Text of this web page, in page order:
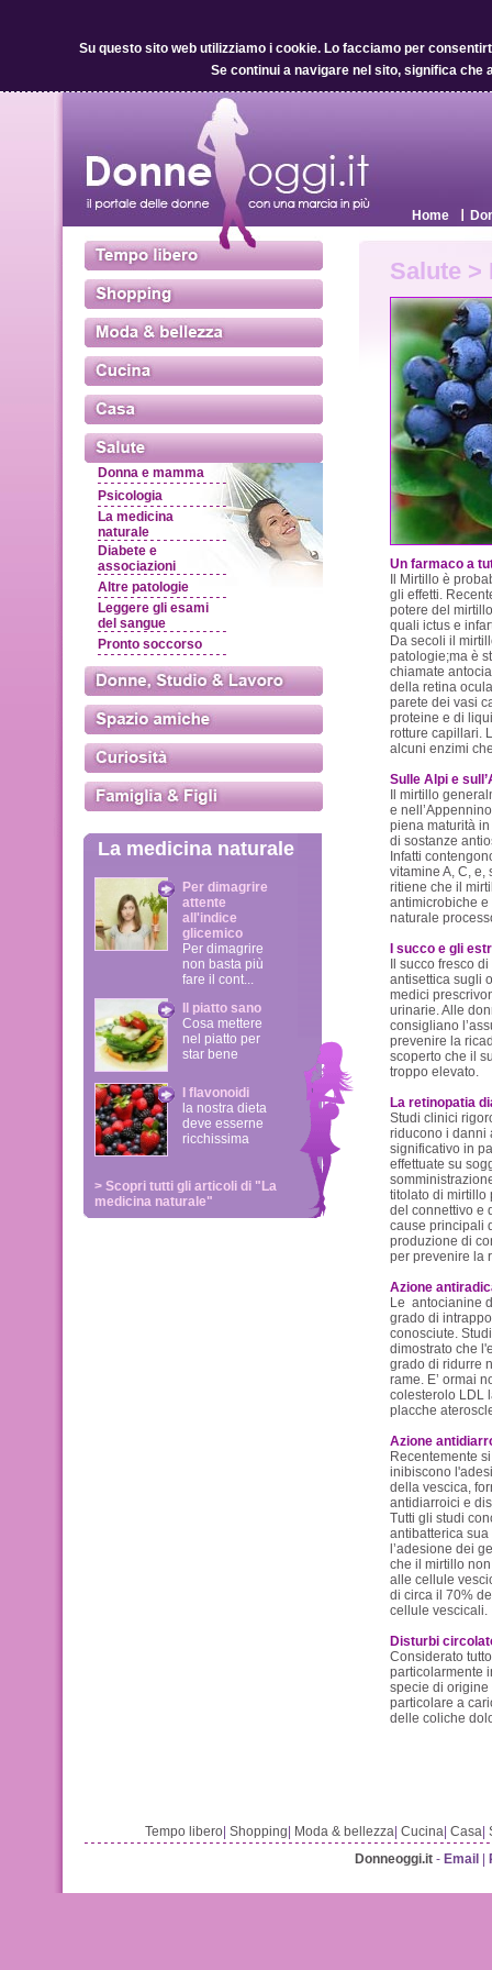
Su questo sito web utilizziamo i cookie.Lo facciamo per
Se continui a navigare nel sito, significa che
Home
Donna e mamma
Psicologia
La medicina
naturale
Diabete e
associazioni
Altre patologie
Leggere gli esami
del sangue
Pronto soccorso
La medicina naturale
Per dimagrire
attente
all'indice
glicemico
Per dimagrire
non basta più
fare il cont...
Il piatto sano
Cosa mettere
nel piatto per
star bene
I flavonoidi
la nostra dieta
deve esserne
ricchissima
> Scopri tutti gli articoli di "La
medicina naturale"
Salute >
Un farmaco a
Il Mirtillo è
gli effetti.
potere del
quali ictus e
Da secoli il
patologie;ma è
chiamate
della retina
parete dei vasi
proteine e di
rotture capillari.
alcuni enzimi
Sulle Alpi e
Il mirtillo
e
piena maturità
di sostanze
Infatti
vitamine A, C, e,
ritiene che il
antimicrobiche
naturale
I succo e gli
Il succo fresco
antisettica sugli
medici
urinarie. Alle
consigliano
prevenire la
scoperto che il
troppo elevato.
La retinopatia
Studi clinici
riducono i danni
significativo in
effettuate su
titolato di mirtillo
del connettivo e
cause principali
produzione di
per prevenire la
Azione
Le antocianine
grado di
conosciute.
dimostrato che
grado di ridurre
rame. E’ ormai
colesterolo LDL
placche
Azione
Recentemente
inibiscono
della vescica,
antidiarroici e
Tutti gli studi
antibatterica
l’adesione dei
che il mirtillo
alle cellule
di circa il 70%
cellule vescicali.
Disturbi
Considerato
particolarmente
specie di origine
particolare a
delle coliche
Tempo libero Shopping Moda & bellezza Cucina Casa
Donneoggi.it - Email